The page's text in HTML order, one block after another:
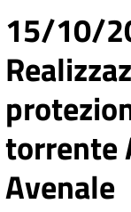
15/10/
torrente
Avenale